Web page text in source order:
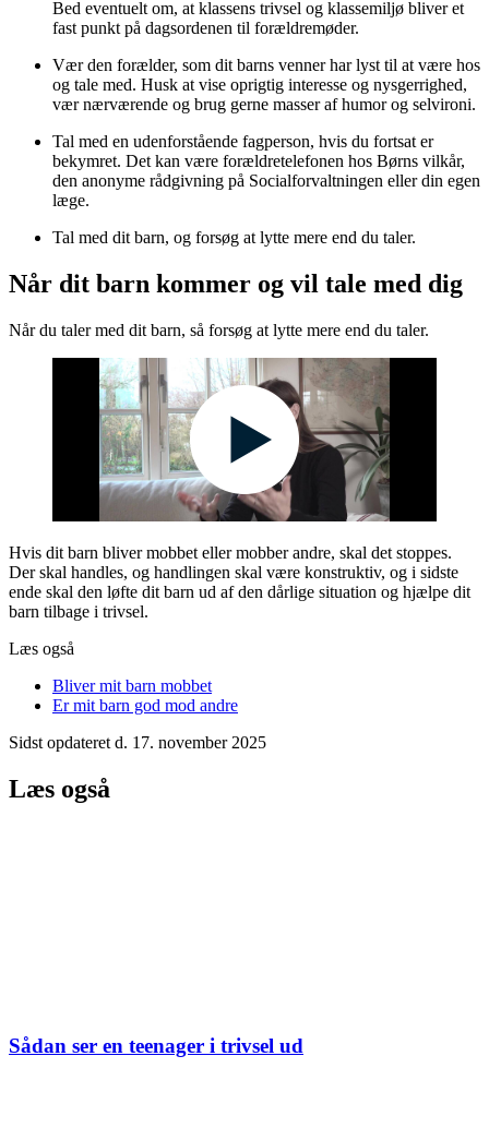
Bed eventuelt om, at klassens trivsel og klassemiljø bliver et
fast punkt på dagsordenen til forældremøder.
Vær den forælder, som dit barns venner har lyst til at være hos
og tale med. Husk at vise oprigtig interesse og nysgerrighed,
vær nærværende og brug gerne masser af humor og selvironi.
Tal med en udenforstående fagperson, hvis du fortsat er
bekymret. Det kan være forældretelefonen hos Børns vilkår,
den anonyme rådgivning på Socialforvaltningen eller din egen
læge.
Tal med dit barn, og forsøg at lytte mere end du taler.
Når dit barn kommer og vil tale med dig
Når du taler med dit barn, så forsøg at lytte mere end du taler.
Hvis dit barn bliver mobbet eller mobber andre, skal det stoppes.
Der skal handles, og handlingen skal være konstruktiv, og i sidste
ende skal den løfte dit barn ud af den dårlige situation og hjælpe dit
barn tilbage i trivsel.
Læs også
Bliver mit barn mobbet
Er mit barn god mod andre
Sidst opdateret d. 17. november 2025
Læs også
Sådan ser en teenager i trivsel ud